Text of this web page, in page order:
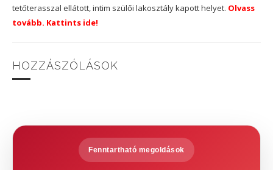
tetőterasszal ellátott, intim szülői lakosztály kapott helyet. Olvass
tovább. Kattints ide!
HOZZÁSZÓLÁSOK
Fenntartható megoldások